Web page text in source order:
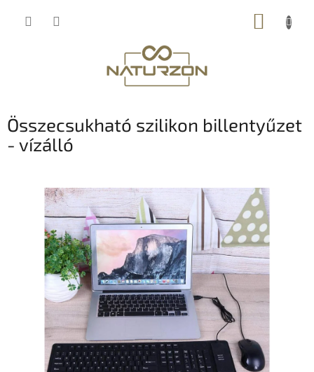
KOSÁR
Összecsukható szilikon billentyűzet
- vízálló